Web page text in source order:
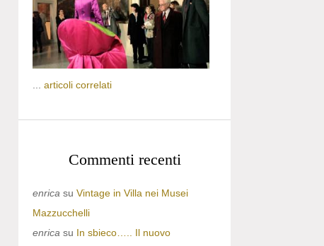
articoli correlati
Commenti recenti
enrica su Vintage in Villa nei Musei
Mazzucchelli
enrica su In sbieco….. Il nuovo